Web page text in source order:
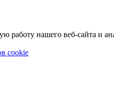
нашего веб-сайта и
cookie